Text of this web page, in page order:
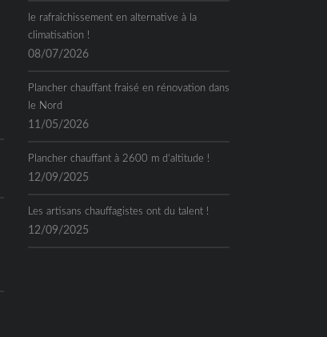
le rafraîchissement en alternative à la
climatisation !
08/07/2026
Plancher chauffant fraisé en rénovation dans
le Nord
11/05/2026
Plancher chauffant à 2600 m d’altitude !
12/09/2025
Les artisans chauffagistes ont du talent !
12/09/2025